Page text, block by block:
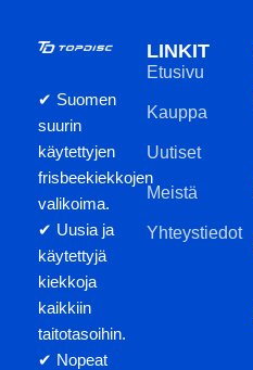
✔ Suomen
suurin
käytettyjen
frisbeekiekkojen
valikoima.
✔ Uusia ja
käytettyjä
kiekkoja
kaikkiin
taitotasoihin.
✔ Nopeat
LINKIT
Etusivu
Kauppa
Uutiset
Meistä
Yhteystiedot